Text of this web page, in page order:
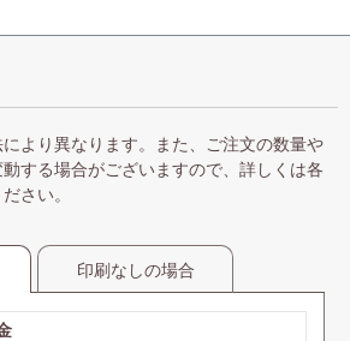
より異なります。また、ご注文の数量や
する場合がございますので、詳しくは各
さい。
印刷なしの場合